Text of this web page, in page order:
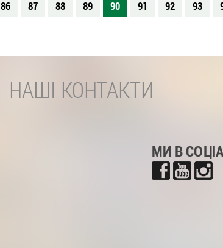
86 87 88 89 90 91 92 93
НАШІ КОНТАКТИ
МИ В